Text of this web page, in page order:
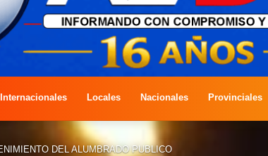
Internacionales Locales Nacionales Provinciales
DEL ALUMBRADO PUBLICO